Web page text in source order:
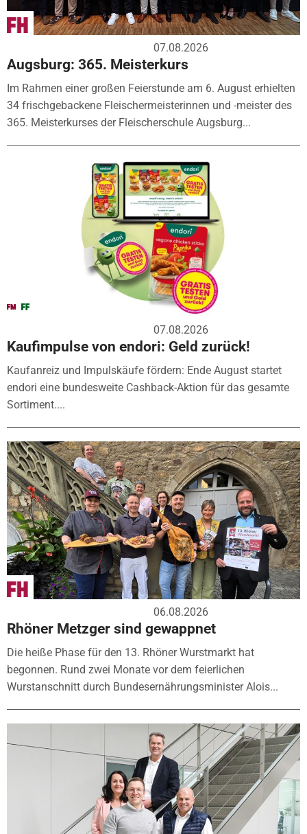
07.08.2026
Augsburg: 365. Meisterkurs
Im Rahmen einer großen Feierstunde am 6. August erhielten
34 frischgebackene Fleischermeisterinnen und -meister des
365. Meisterkurses der Fleischerschule Augsburg...
07.08.2026
Kaufimpulse von endori: Geld zurück!
Kaufanreiz und Impulskäufe fördern: Ende August startet
endori eine bundesweite Cashback-Aktion für das gesamte
Sortiment....
06.08.2026
Rhöner Metzger sind gewappnet
Die heiße Phase für den 13. Rhöner Wurstmarkt hat
begonnen. Rund zwei Monate vor dem feierlichen
Wurstanschnitt durch Bundesernährungsminister Alois...